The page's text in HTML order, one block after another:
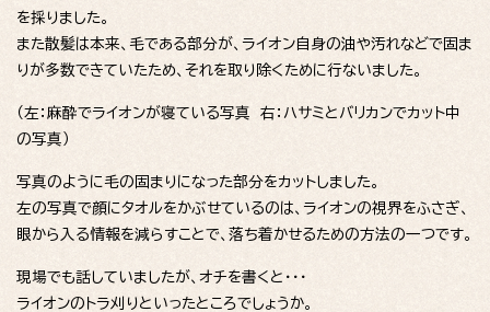
を採りました。
また散髪は本来、毛である部分が、ライオン自身の油や汚れなどで固ま
りが多数できていたため、それを取り除くために行ないました。
（左：麻酔でライオンが寝ている写真 右：ハサミとバリカンでカット中
の写真）
写真のように毛の固まりになった部分をカットしました。
左の写真で顔にタオルをかぶせているのは、ライオンの視界をふさぎ、
眼から入る情報を減らすことで、落ち着かせるための方法の一つです。
現場でも話していましたが、オチを書くと・・・
ライオンのトラ刈りといったところでしょうか。